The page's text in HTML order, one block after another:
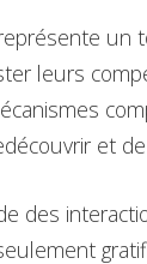
un
leurs
et
des